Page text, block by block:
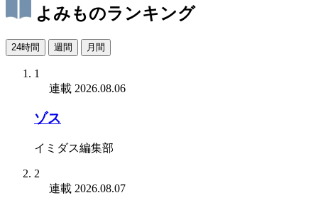
よみものランキング
24時間 週間 月間
1
連載 2026.08.06
ゾス
イミダス編集部
2
連載 2026.08.07